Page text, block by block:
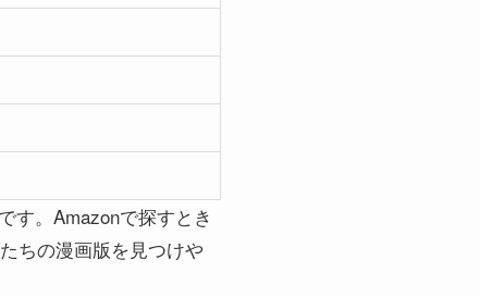
す。Amazonで探すとき
ちの漫画版を見つけや